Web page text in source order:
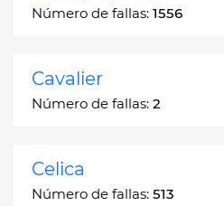
Número de fallas: 1556
Cavalier
Número de fallas: 2
Celica
Número de fallas: 513